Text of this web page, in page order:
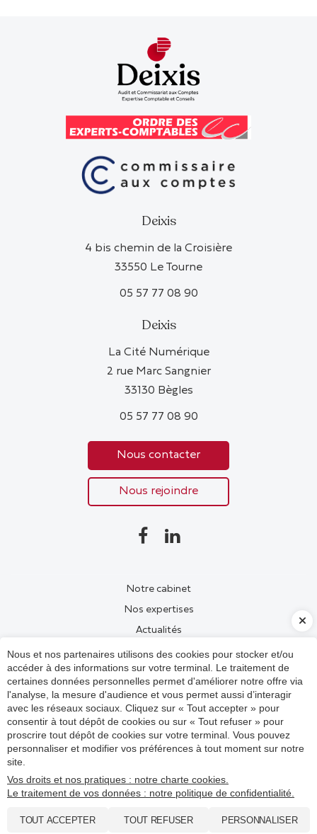
Deixis
4 bis chemin de la Croisière
33550 Le Tourne
05 57 77 08 90
Deixis
La Cité Numérique
2 rue Marc Sangnier
33130 Bègles
05 57 77 08 90
Nous contacter
Nous rejoindre
Notre cabinet
Nos expertises
Actualités
Nos outils
Nous contacter
Espace client
Mentions légales et RGPD
Gestion des cookies
Administration
Nous et nos partenaires utilisons des cookies pour stocker et/ou
accéder à des informations sur votre terminal. Le traitement de
certaines données personnelles permet d'améliorer notre offre via
l'analyse, la mesure d'audience et vous permet aussi d’interagir
avec les réseaux sociaux. Cliquez sur « Tout accepter » pour
consentir à tout dépôt de cookies ou sur « Tout refuser » pour
proscrire tout dépôt de cookies sur votre terminal. Vous pouvez
personnaliser et modifier vos préférences à tout moment sur notre
site.
Vos droits et nos pratiques : notre charte cookies.
Le traitement de vos données : notre politique de confidentialité.
TOUT ACCEPTER TOUT REFUSER PERSONNALISER